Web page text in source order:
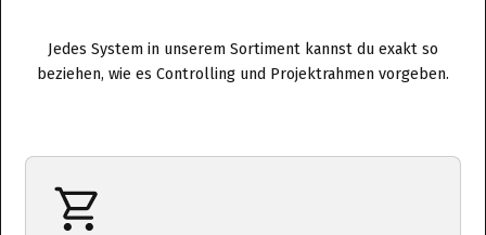
Jedes System in unserem Sortiment kannst du exakt so
beziehen, wie es Controlling und Projektrahmen vorgeben.